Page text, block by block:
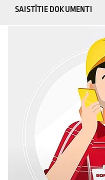
SAISTĪTIE DOKUMENTI